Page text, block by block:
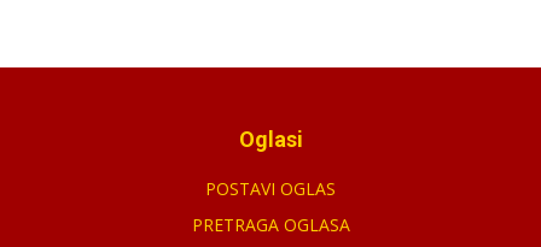
Oglasi
POSTAVI OGLAS
PRETRAGA OGLASA